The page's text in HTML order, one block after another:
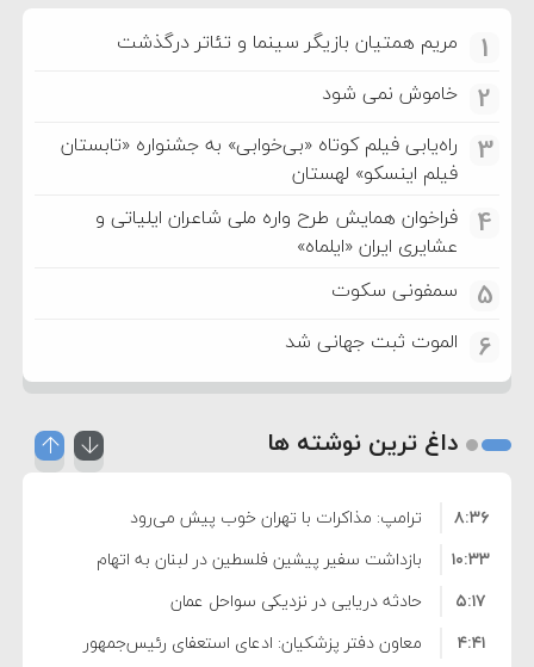
1 مریم همتیان بازیگر سینما و تئاتر درگذشت
2 خاموش نمی شود
3
راه‌یابی فیلم کوتاه «بی‌خوابی» به جشنواره «تابستان
فیلم اینسکو» لهستان
4
فراخوان همایش طرح واره ملی شاعران ایلیاتی و
عشایری ایران «ایلماه»
5 سمفونی سکوت
6 الموت ثبت جهانی شد
داغ ترین نوشته ها
ترامپ: مذاکرات با تهران خوب پیش می‌رود
۸:۳۶
بازداشت سفیر پیشین فلسطین در لبنان به اتهام
فساد و اختلاس اموال
۱۰:۳۳
حادثه دریایی در نزدیکی سواحل عمان
۵:۱۷
معاون دفتر پزشکیان: ادعای استعفای رئیس‌جمهور
۴:۴۱